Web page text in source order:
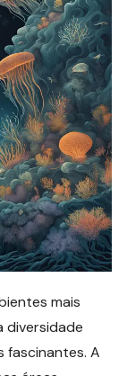
mais
diversidade
fascinantes. A